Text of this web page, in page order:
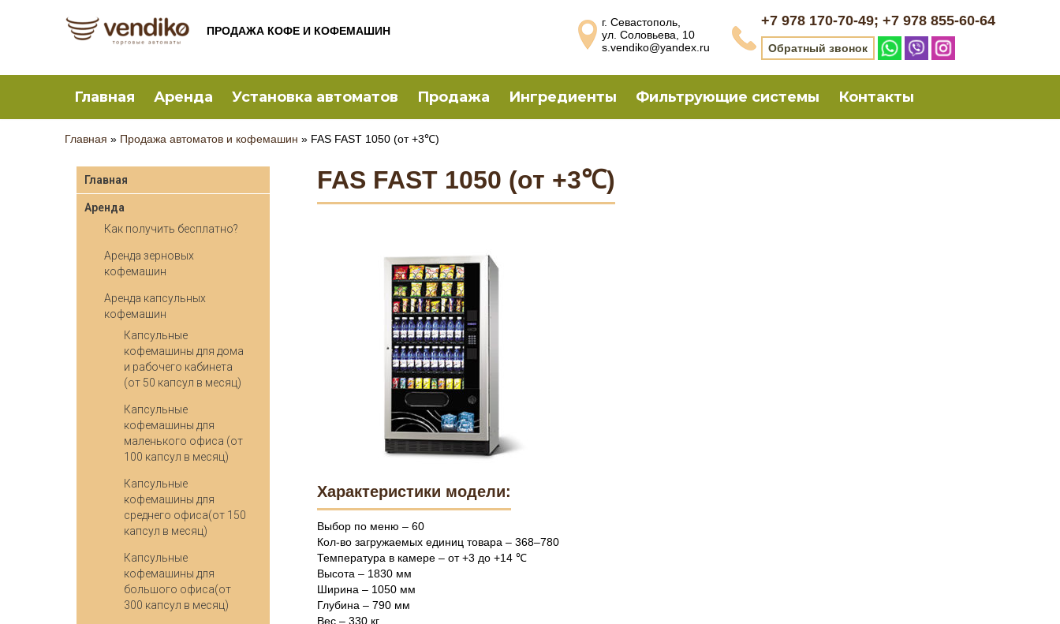
ПРОДАЖА КОФЕ И КОФЕМАШИН
+7 978 170-70-49; +7 978 855-60-64
Обратный звонок
г. Севастополь,
ул. Соловьева, 10
s.vendiko@yandex.ru
Главная Аренда Установка автоматов Продажа Ингредиенты Фильтрующие системы Контакты
Главная » Продажа автоматов и кофемашин » FAS FAST 1050 (от +3℃)
FAS FAST 1050 (от +3℃)
Характеристики модели:
Выбор по меню – 60
Кол-во загружаемых единиц товара – 368–780
Температура в камере – от +3 до +14 ℃
Высота – 1830 мм
Ширина – 1050 мм
Глубина – 790 мм
Вес – 330 кг
Главная
Аренда
Как получить бесплатно?
Аренда зерновых
кофемашин
Аренда капсульных
кофемашин
Капсульные
кофемашины для дома
и рабочего кабинета
(от 50 капсул в месяц)
Капсульные
кофемашины для
маленького офиса (от
100 капсул в месяц)
Капсульные
кофемашины для
среднего офиса(от 150
капсул в месяц)
Капсульные
кофемашины для
большого офиса(от
300 капсул в месяц)